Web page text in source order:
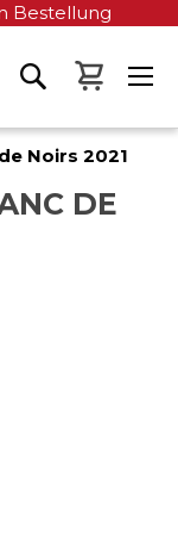
Bestellung
Mein
Noirs 2021
DE